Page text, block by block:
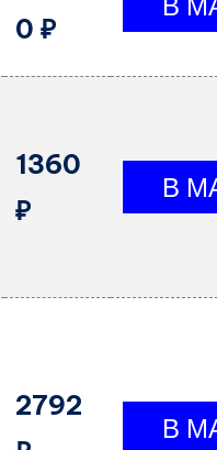
0 ₽
1360
₽
2792